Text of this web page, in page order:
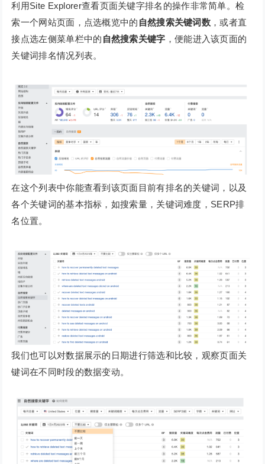
利用Site Explorer查看页面关键字排名的操作非常简单。检
索一个网站页面，点选概览中的 自然搜索关键词数 ，或者直
接点选左侧菜单栏中的 自然搜索关键字 ，便能进入该页面的
关键词排名情况列表。
在这个列表中你能查看到该页面目前有排名的关键词，以及
各个关键词的基本指标，如搜索量，关键词难度，SERP排
名位置。
我们也可以对数据展示的日期进行筛选和比较，观察页面关
键词在不同时段的数据变动。